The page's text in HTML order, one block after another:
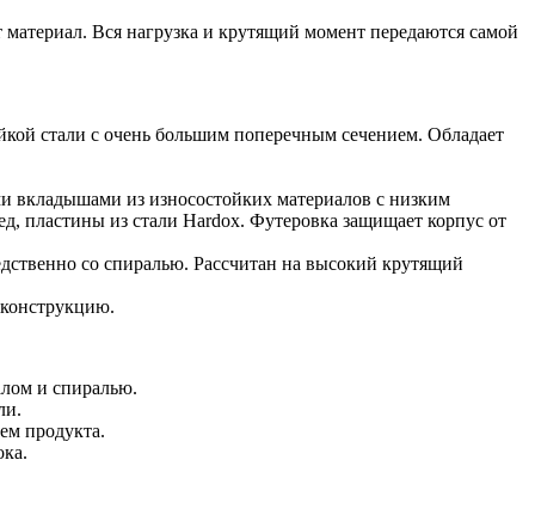
Вся нагрузка и крутящий момент передаются самой
стали с очень большим поперечным сечением. Обладает
вкладышами из износостойких материалов с низким
пластины из стали Hardox. Футеровка защищает корпус от
со спиралью. Рассчитан на высокий крутящий
и спиралью.
продукта.